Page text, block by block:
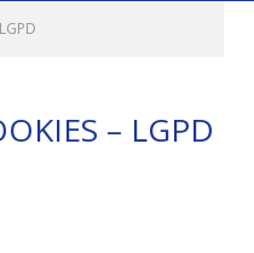
– LGPD